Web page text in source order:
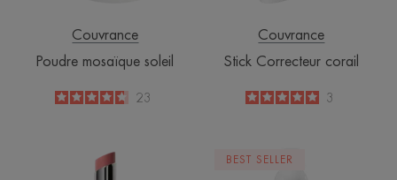
Couvrance
Poudre mosaïque soleil
4.7
/
5
23
Couvrance
Stick Correcteur corail
5
/
5
3
Baume
embellisseur
d’Eau
BEST SELLER